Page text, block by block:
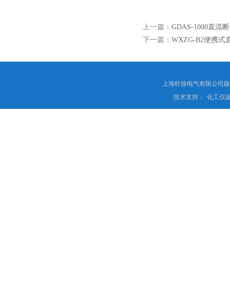
上一篇： GDAS-1000直流
下一篇： WXZG-B2便携式
上海旺徐电气有限公司
技术支持：
化工仪